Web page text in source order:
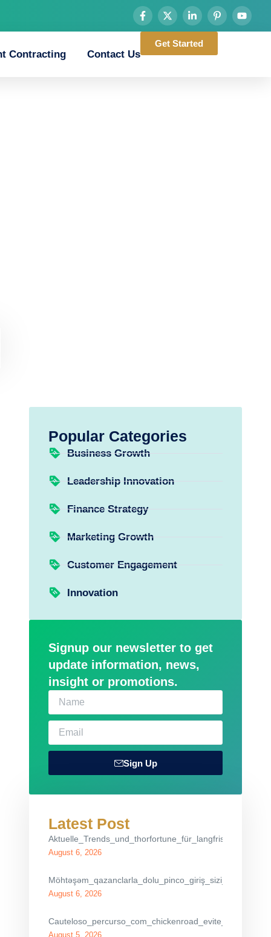
Contracting Contact Us
Get Started
Popular Categories
Business Growth
Leadership Innovation
Finance Strategy
Marketing Growth
Customer Engagement
Innovation
Signup our newsletter to get
update information, news,
insight or promotions.
Sign Up
Latest Post
August 6, 2026
August 6, 2026
August 5, 2026